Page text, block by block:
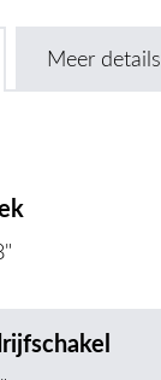
Meer details